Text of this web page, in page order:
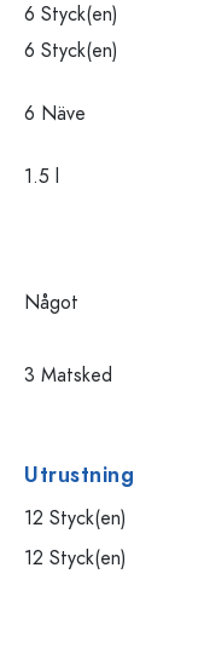
6 Styck(en)
6 Styck(en)
6 Näve
1.5 l
Något
3 Matsked
Utrustning
12 Styck(en)
12 Styck(en)